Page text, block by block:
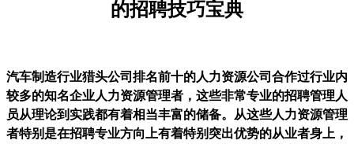
的招聘技巧宝典
汽车制造行业猎头公司排名前十的人力资源公司合作过行业内
较多的知名企业人力资源管理者，这些非常专业的招聘管理人
员从理论到实践都有着相当丰富的储备。从这些人力资源管理
者特别是在招聘专业方向上有着特别突出优势的从业者身上，